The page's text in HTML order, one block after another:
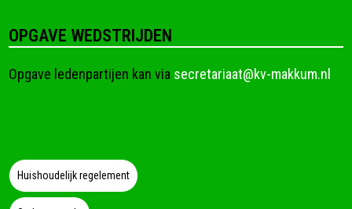
24ste Nota Ledenpartij
Heren/Dames
Anna en Mandy verloren hun 1ste 2
partijen maar wonnen de laatste. Het